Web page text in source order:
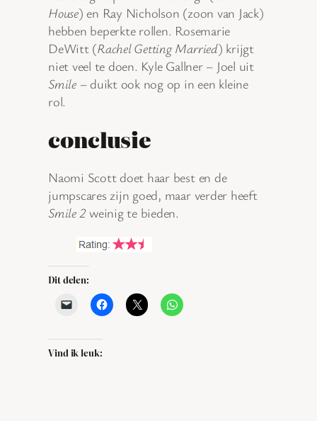
House) en Ray Nicholson (zoon van Jack)
hebben beperkte rollen. Rosemarie
DeWitt (Rachel Getting Married) krijgt
niet veel te doen. Kyle Gallner – Joel uit
Smile– duikt ook nog op in een kleine
rol.
conclusie
Naomi Scott doet haar best en de
jumpscares zijn goed, maar verder heeft
Smile 2 weinig te bieden.
Dit delen:
Vind ik leuk: